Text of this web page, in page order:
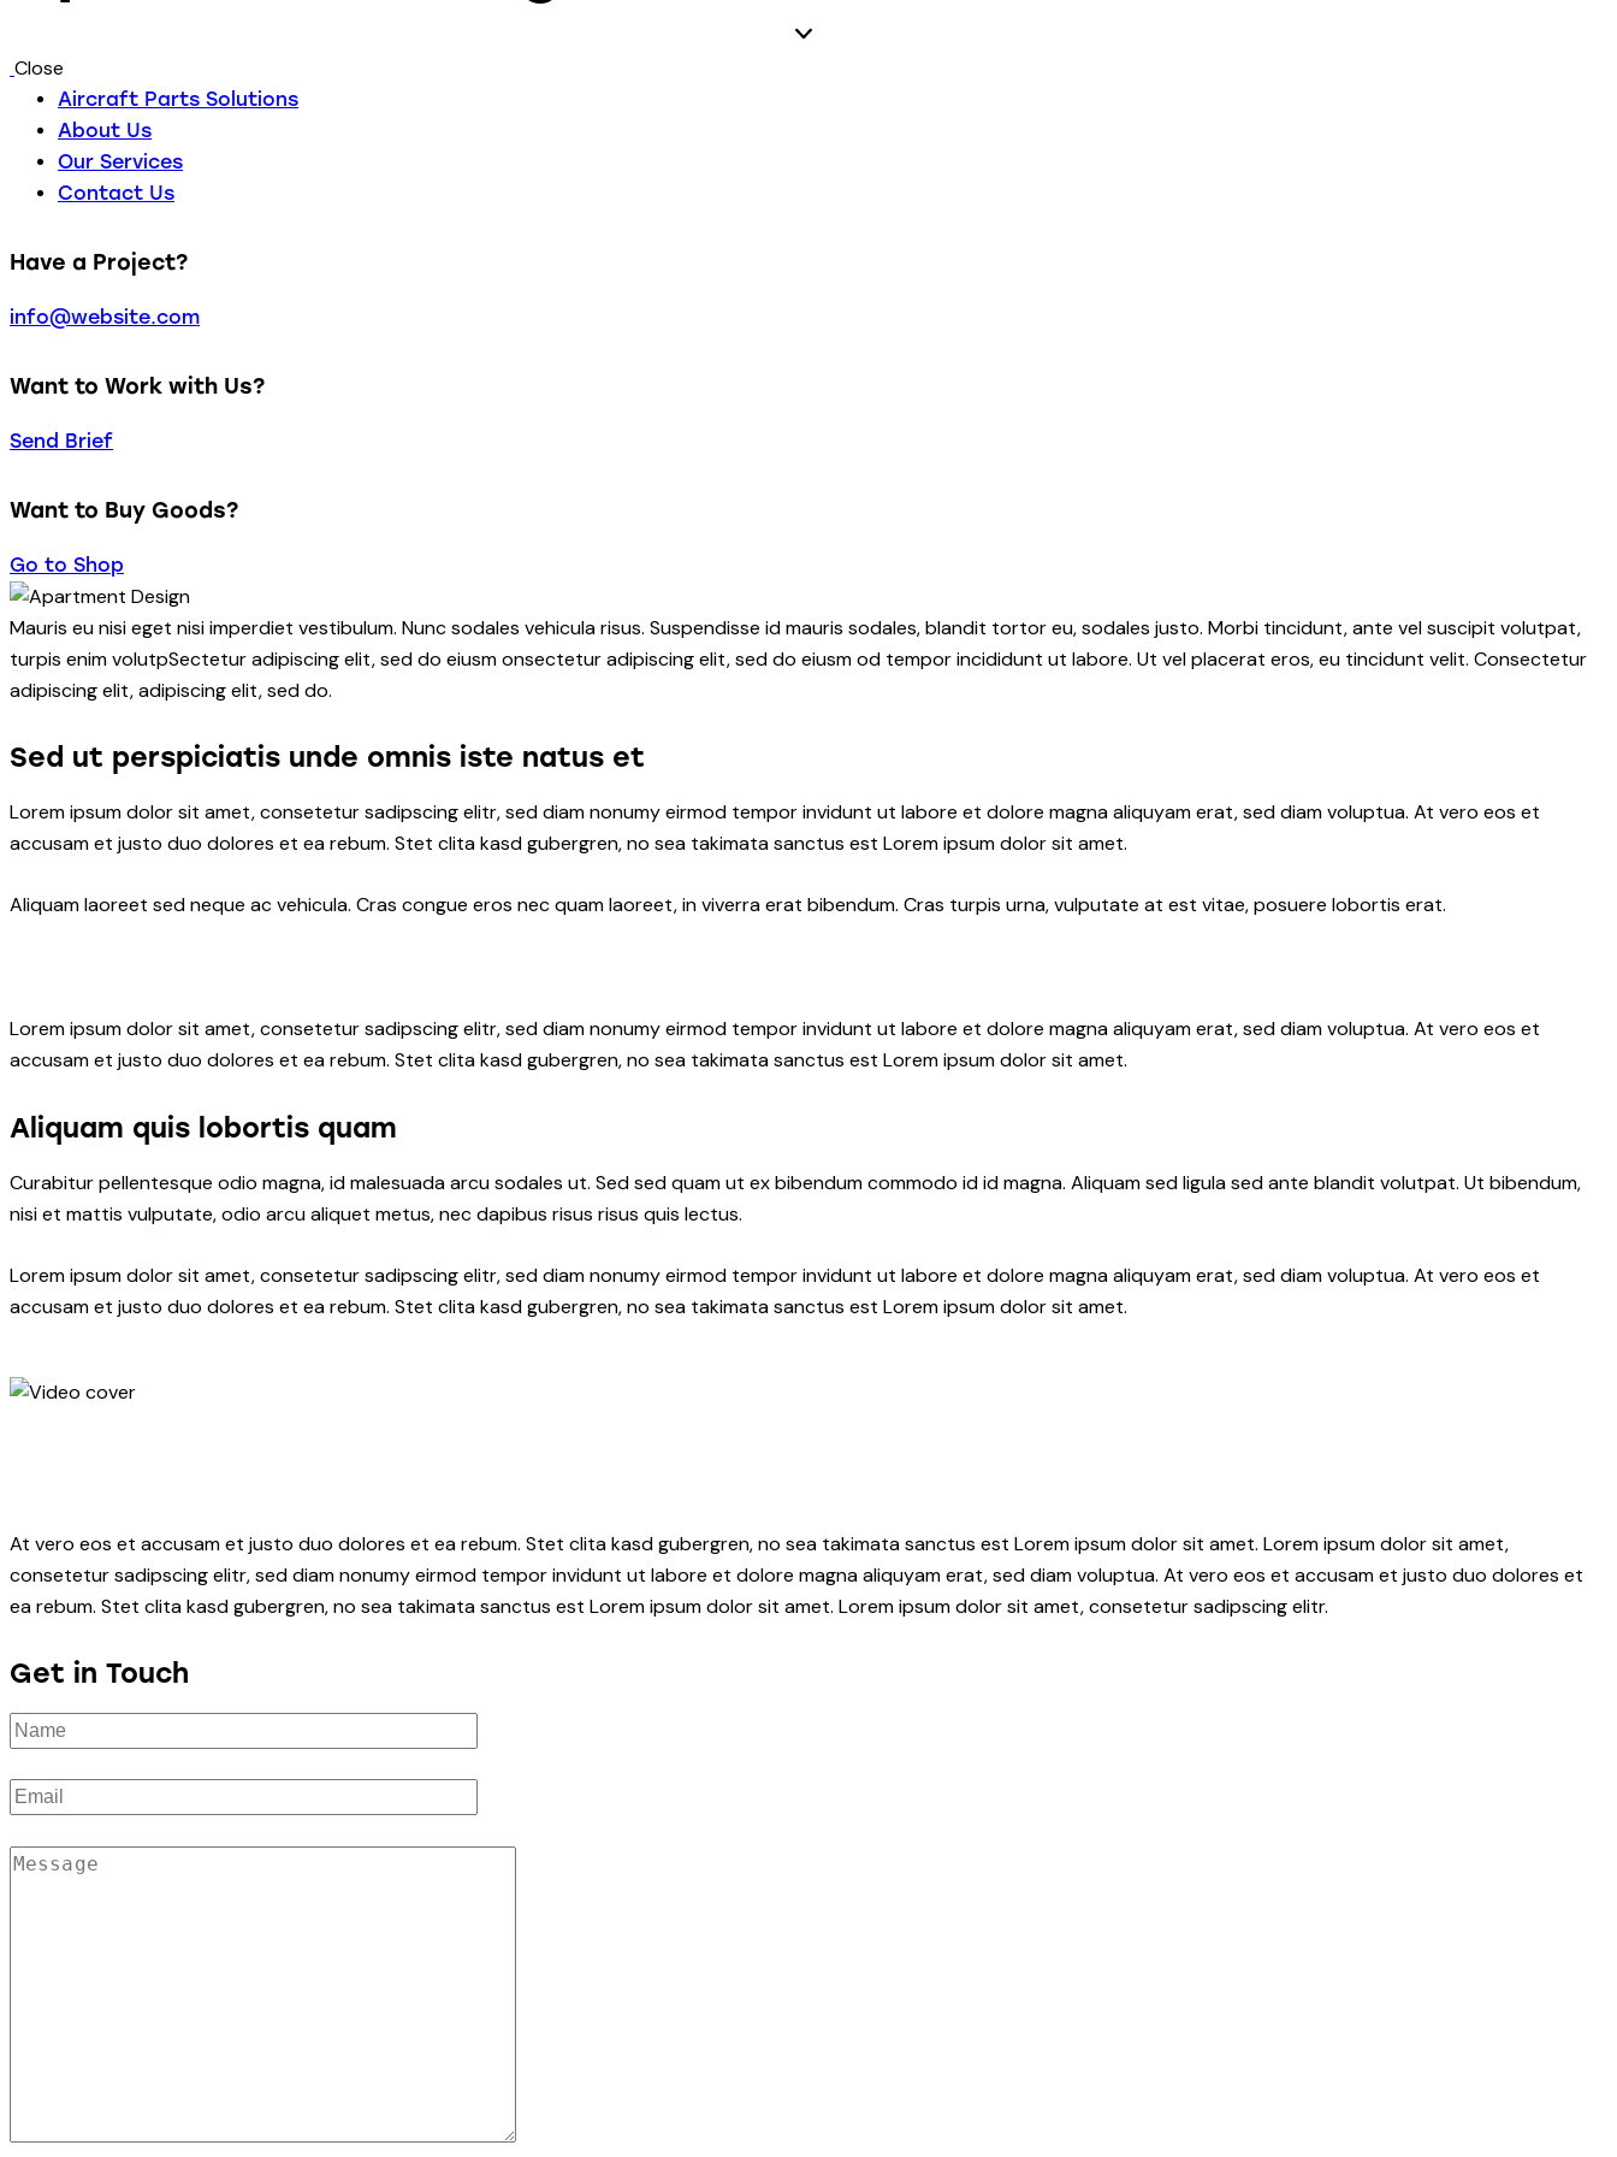
Close
Aircraft Parts Solutions
About Us
Our Services
Contact Us
Have a Project?
info@website.com
Want to Work with Us?
Send Brief
Want to Buy Goods?
Go to Shop
Mauris eu nisi eget nisi imperdiet vestibulum. Nunc sodales vehicula risus. Suspendisse id mauris sodales, blandit tortor eu, sodales justo. Morbi tincidunt, ante vel suscipit volutpat,
turpis enim volutpSectetur adipiscing elit, sed do eiusm onsectetur adipiscing elit, sed do eiusm od tempor incididunt ut labore. Ut vel placerat eros, eu tincidunt velit. Consectetur
adipiscing elit, adipiscing elit, sed do.
Sed ut perspiciatis unde omnis iste natus et
Lorem ipsum dolor sit amet, consetetur sadipscing elitr, sed diam nonumy eirmod tempor invidunt ut labore et dolore magna aliquyam erat, sed diam voluptua. At vero eos et
accusam et justo duo dolores et ea rebum. Stet clita kasd gubergren, no sea takimata sanctus est Lorem ipsum dolor sit amet.
Aliquam laoreet sed neque ac vehicula. Cras congue eros nec quam laoreet, in viverra erat bibendum. Cras turpis urna, vulputate at est vitae, posuere lobortis erat.
Lorem ipsum dolor sit amet, consetetur sadipscing elitr, sed diam nonumy eirmod tempor invidunt ut labore et dolore magna aliquyam erat, sed diam voluptua. At vero eos et
accusam et justo duo dolores et ea rebum. Stet clita kasd gubergren, no sea takimata sanctus est Lorem ipsum dolor sit amet.
Aliquam quis lobortis quam
Curabitur pellentesque odio magna, id malesuada arcu sodales ut. Sed sed quam ut ex bibendum commodo id id magna. Aliquam sed ligula sed ante blandit volutpat. Ut bibendum,
nisi et mattis vulputate, odio arcu aliquet metus, nec dapibus risus risus quis lectus.
Lorem ipsum dolor sit amet, consetetur sadipscing elitr, sed diam nonumy eirmod tempor invidunt ut labore et dolore magna aliquyam erat, sed diam voluptua. At vero eos et
accusam et justo duo dolores et ea rebum. Stet clita kasd gubergren, no sea takimata sanctus est Lorem ipsum dolor sit amet.
At vero eos et accusam et justo duo dolores et ea rebum. Stet clita kasd gubergren, no sea takimata sanctus est Lorem ipsum dolor sit amet. Lorem ipsum dolor sit amet,
consetetur sadipscing elitr, sed diam nonumy eirmod tempor invidunt ut labore et dolore magna aliquyam erat, sed diam voluptua. At vero eos et accusam et justo duo dolores et
ea rebum. Stet clita kasd gubergren, no sea takimata sanctus est Lorem ipsum dolor sit amet. Lorem ipsum dolor sit amet, consetetur sadipscing elitr.
Get in Touch